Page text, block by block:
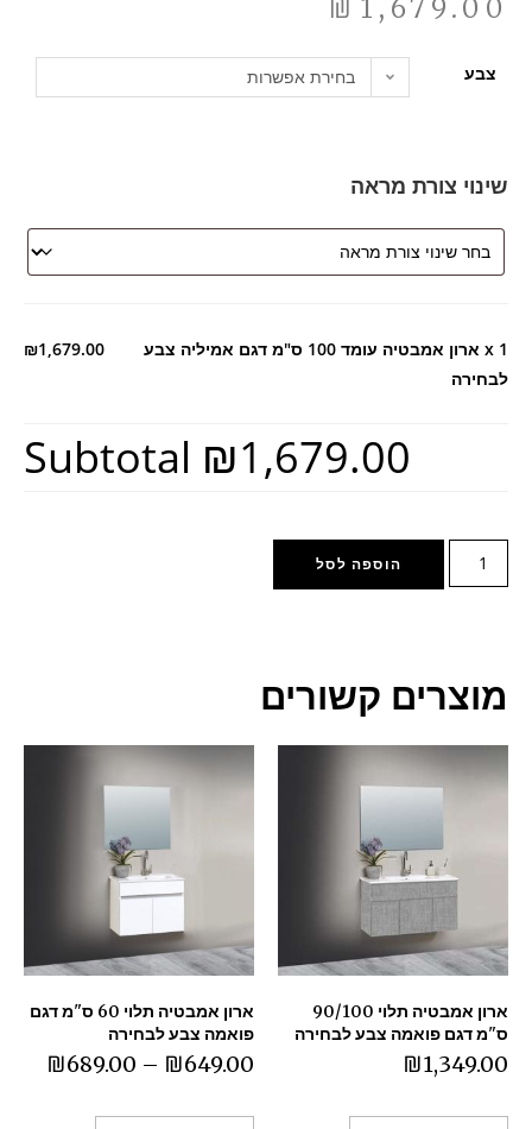
₪ 1,679.00
צבע בחירת אפשרות
שינוי צורת מראה
x 1
ארון אמבטיה עומד 100 ס"מ דגם אמיליה צבע
לבחירה
₪1,679.00
Subtotal ₪1,679.00
הוספה לסל
מוצרים קשורים
ארון אמבטיה תלוי 90/100
ס"מ דגם פואמה צבע לבחירה
₪1,349.00
ארון אמבטיה תלוי 60 ס"מ דגם
פואמה צבע לבחירה
₪649.00
–
₪689.00